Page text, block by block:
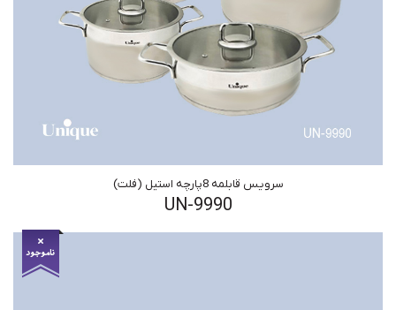
سرویس قابلمه 8پارچه استیل (فلت)
UN-9990